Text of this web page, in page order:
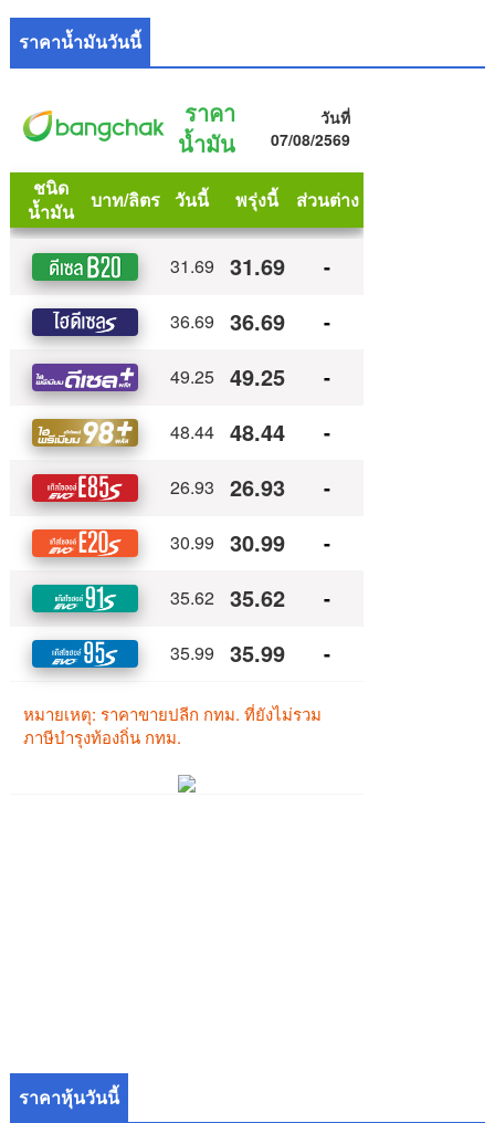
ราคาน้ำมันวันนี้
ราคาหุ้นวันนี้